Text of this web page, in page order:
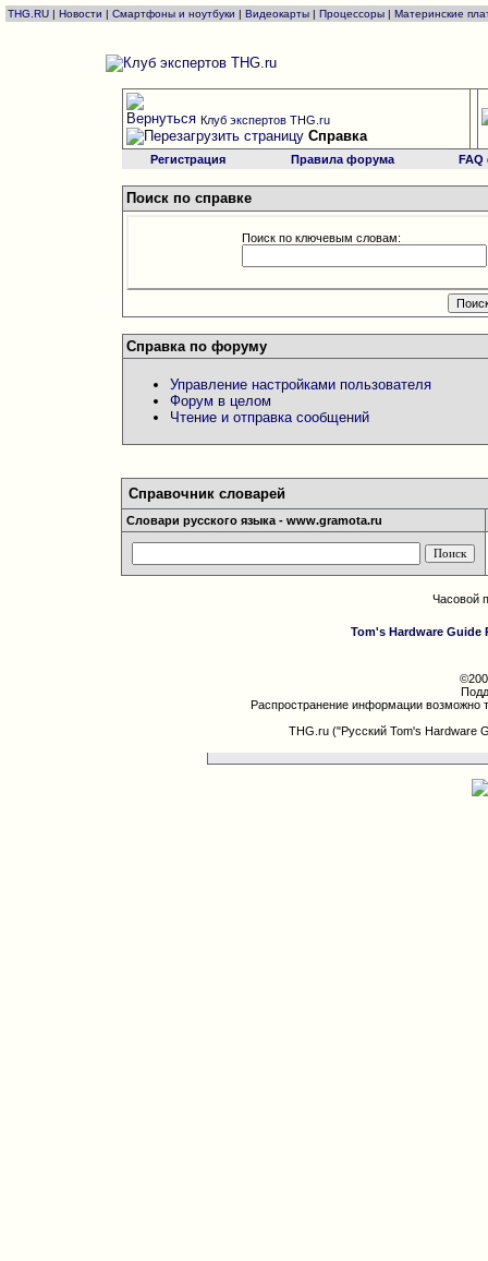
THG.RU | Новости | Смартфоны и ноутбуки | Видеокарты | Процессоры | Материнские
Клуб экспертов THG.ru
Справка
Регистрация Правила форума
Поиск по справке
Поиск по ключевым словам:
Справка по форуму
Управление настройками пользователя
Форум в целом
Чтение и отправка сообщений
Справочник словарей
Словари русского языка - www.gramota.ru
Часовой
Tom's Hardware Guide
Распространение информации возможно
THG.ru ("Русский Tom's Hardware